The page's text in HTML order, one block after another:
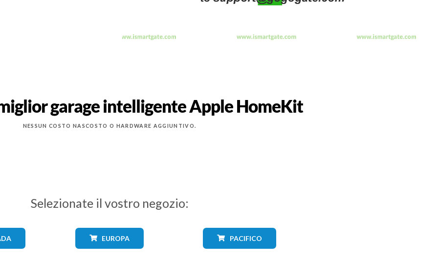
garage intelligente Apple HomeKit
NESSUN COSTO NASCOSTO O HARDWARE AGGIUNTIVO.
Selezionate il vostro negozio:
EUROPA PACIFICO